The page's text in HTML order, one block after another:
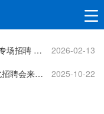
邀请函｜招才良机！柳北2026春风行动专场招聘 诚邀企业组团招才
2026-02-13
62家企业共招5000余人，10月24日柳北招聘会来啦，找工作的伙伴快来！
2025-10-22